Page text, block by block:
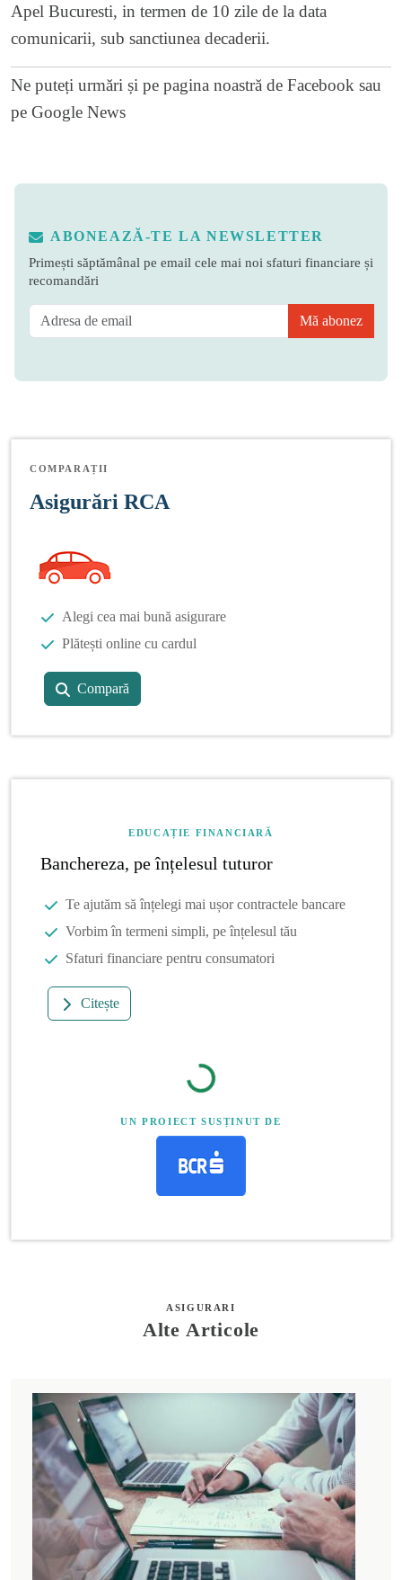
Apel Bucuresti, in termen de 10 zile de la data
comunicarii, sub sanctiunea decaderii.
Ne puteți urmări și pe pagina noastră de Facebook sau
pe Google News
ABONEAZĂ-TE LA NEWSLETTER
Primești săptămânal pe email cele mai noi sfaturi financiare și
recomandări
Mă abonez
COMPARAȚII
Asigurări RCA
Alegi cea mai bună asigurare
Plătești online cu cardul
Compară
EDUCAȚIE FINANCIARĂ
Banchereza, pe înțelesul tuturor
Te ajutăm să înțelegi mai ușor contractele bancare
Vorbim în termeni simpli, pe înțelesul tău
Sfaturi financiare pentru consumatori
Citește
UN PROIECT SUSȚINUT DE
ASIGURARI
Alte Articole